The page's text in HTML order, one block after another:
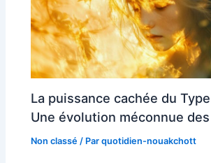
La puissance cachée du
Une évolution méconnue
Non classé / Parquotidien-nouakchott